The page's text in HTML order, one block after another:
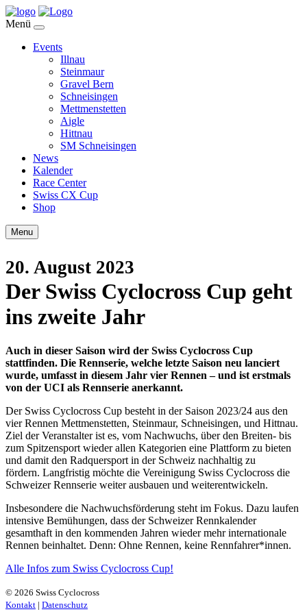
Menü
Events
Illnau
Steinmaur
Gravel Bern
Schneisingen
Mettmenstetten
Aigle
Hittnau
SM Schneisingen
News
Kalender
Race Center
Swiss CX Cup
Shop
Menu
20. August 2023
Der Swiss Cyclocross Cup geht
ins zweite Jahr
Auch in dieser Saison wird der Swiss Cyclocross Cup
stattfinden. Die Rennserie, welche letzte Saison neu lanciert
wurde, umfasst in diesem Jahr vier Rennen – und ist erstmals
von der UCI als Rennserie anerkannt.
Der Swiss Cyclocross Cup besteht in der Saison 2023/24 aus den
vier Rennen Mettmenstetten, Steinmaur, Schneisingen, und Hittnau.
Ziel der Veranstalter ist es, vom Nachwuchs, über den Breiten- bis
zum Spitzensport wieder allen Kategorien eine Plattform zu bieten
und damit den Radquersport in der Schweiz nachhaltig zu
fördern. Langfristig möchte die Vereinigung Swiss Cyclocross die
Schweizer Rennserie weiter ausbauen und weiterentwickeln.
Insbesondere die Nachwuchsförderung steht im Fokus. Dazu laufen
intensive Bemühungen, dass der Schweizer Rennkalender
gesamthaft in den kommenden Jahren wieder mehr internationale
Rennen beinhaltet. Denn: Ohne Rennen, keine Rennfahrer*innen.
Alle Infos zum Swiss Cyclocross Cup!
© 2026 Swiss Cyclocross
Kontakt | Datenschutz